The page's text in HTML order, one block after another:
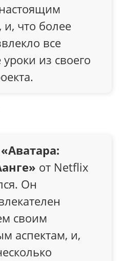
что более
все
из своего
«Аватара:
от Netflix
Он
своим
аспектам, и,